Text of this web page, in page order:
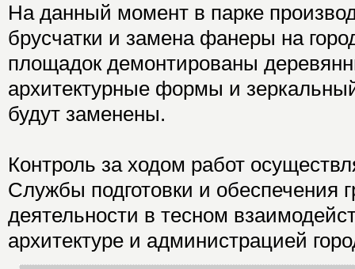
На данный момент в парке
брусчатки и замена фанеры на
площадок демонтированы
архитектурные формы и
будут заменены.
Контроль за ходом работ
Службы подготовки и обеспечения
деятельности в тесном
архитектуре и администрацией